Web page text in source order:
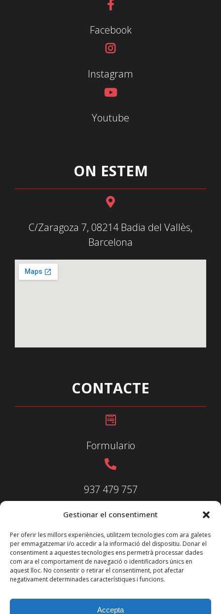
Gestionar el consentiment
Per oferir les millors experiències, utilitzem tecnologies com ara galetes
per emmagatzemar i/o accedir a la informació del dispositiu. Donar el
consentiment a aquestes tecnologies ens permetrà processar dades
com ara el comportament de navegació o identificadors únics en
aquest lloc. No consentir o retirar el consentiment, pot afectar
negativament determinades característiques i funcions.
Accepta
Facebook
Instagram
Youtube
ON ESTEM
C/Zaragoza 7, 08214 Badia del Vallès,
Barcelona
CONTACTE
Formulario
937 479 757
937 479 758
federacio@fedecatjudo.cat